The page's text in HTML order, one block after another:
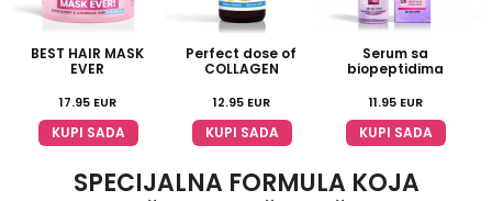
BEST HAIR MASK
EVER
17.95 EUR
KUPI SADA
Perfect dose of
COLLAGEN
12.95 EUR
KUPI SADA
Serum sa
biopeptidima
11.95 EUR
KUPI SADA
SPECIJALNA FORMULA KOJA